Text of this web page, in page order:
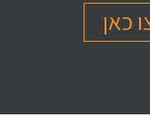
לחץ לצפייה
ציון 100
כאן